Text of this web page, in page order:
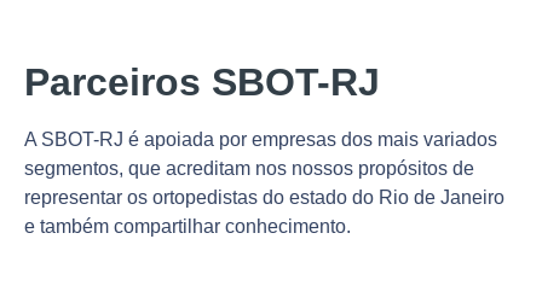
Parceiros SBOT-RJ
A SBOT-RJ é apoiada por empresas dos mais variados
segmentos, que acreditam nos nossos propósitos de
representar os ortopedistas do estado do Rio de Janeiro
e também compartilhar conhecimento.